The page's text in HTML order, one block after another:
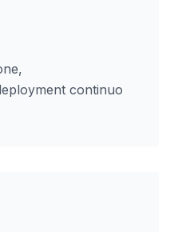
continuo